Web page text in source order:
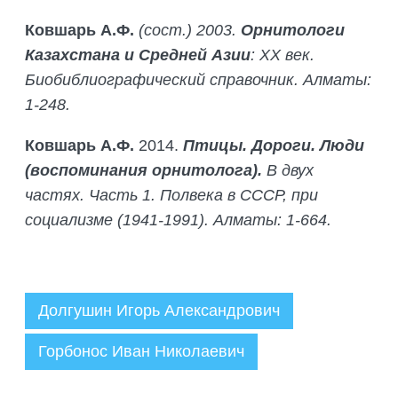
Ковшарь А.Ф. (сост.) 2003. Орнитологи
Казахстана и Средней Азии: ХХ век.
Биобиблиографический справочник. Алматы:
1-248.
Ковшарь А.Ф. 2014. Птицы. Дороги. Люди
(воспоминания орнитолога). В двух
частях. Часть 1. Полвека в СССР, при
социализме (1941-1991). Алматы: 1-664.
Администратор
05.12.2025
Долгушин Игорь Александрович
Горбонос Иван Николаевич